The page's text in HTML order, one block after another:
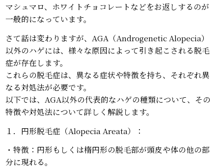
マシュマロ、ホワイトチョコレートなどをお返しするのが
一般的になっています。
さて話は変わりますが、AGA（Androgenetic Alopecia）
以外のハゲには、様々な原因によって引き起こされる脱毛
症が存在します。
これらの脱毛症は、異なる症状や特徴を持ち、それぞれ異
なる対処法が必要です。
以下では、AGA以外の代表的なハゲの種類について、その
特徴や対処法について詳しく解説します。
１．円形脱毛症（Alopecia Areata）：
・特徴：円形もしくは楕円形の脱毛部が頭皮や体の他の部
分に現れる。